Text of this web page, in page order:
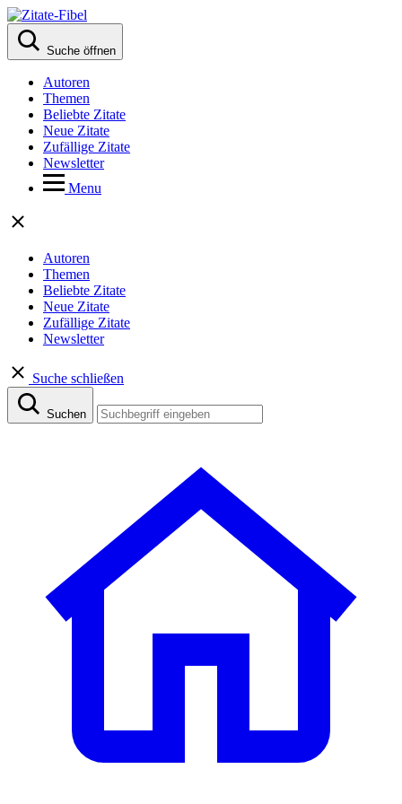
Suche öffnen
Autoren
Themen
Beliebte Zitate
Neue Zitate
Zufällige Zitate
Newsletter
Menu
Autoren
Themen
Beliebte Zitate
Neue Zitate
Zufällige Zitate
Newsletter
Suche schließen
Suchen